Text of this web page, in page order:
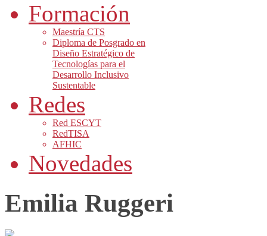
Formación
Maestría CTS
Diploma de Posgrado en
Diseño Estratégico de
Tecnologías para el
Desarrollo Inclusivo
Sustentable
Redes
Red ESCYT
RedTISA
AFHIC
Novedades
Emilia Ruggeri